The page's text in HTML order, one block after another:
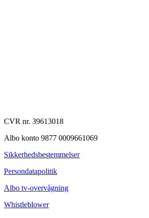
CVR nr. 39613018
Albo konto 9877 0009661069
Sikkerhedsbestemmelser
Persondatapolitik
Albo tv-overvågning
Whistleblower